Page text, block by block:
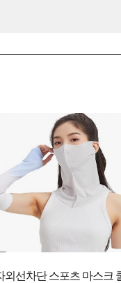
외선차단 스포츠 마스크